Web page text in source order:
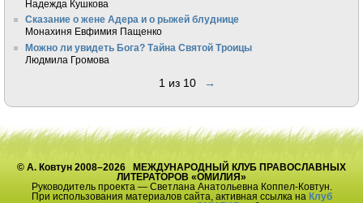
Надежда Кушкова
Сказание о жене Адера и о рыжей блуднице
Монахиня Евфимия Пащенко
Можно ли увидеть Бога? Тайна Святой Троицы
Людмила Громова
1 из 10 →
© А. Ковтун 2008–2026 МЕЖДУНАРОДНЫЙ КЛУБ ПРАВОСЛАВНЫХ
ЛИТЕРАТОРОВ «ОМИЛИЯ»
Руководитель проекта — Светлана Анатольевна Коппел-Ковтун.
При использования материалов сайта, активная ссылка на Клуб